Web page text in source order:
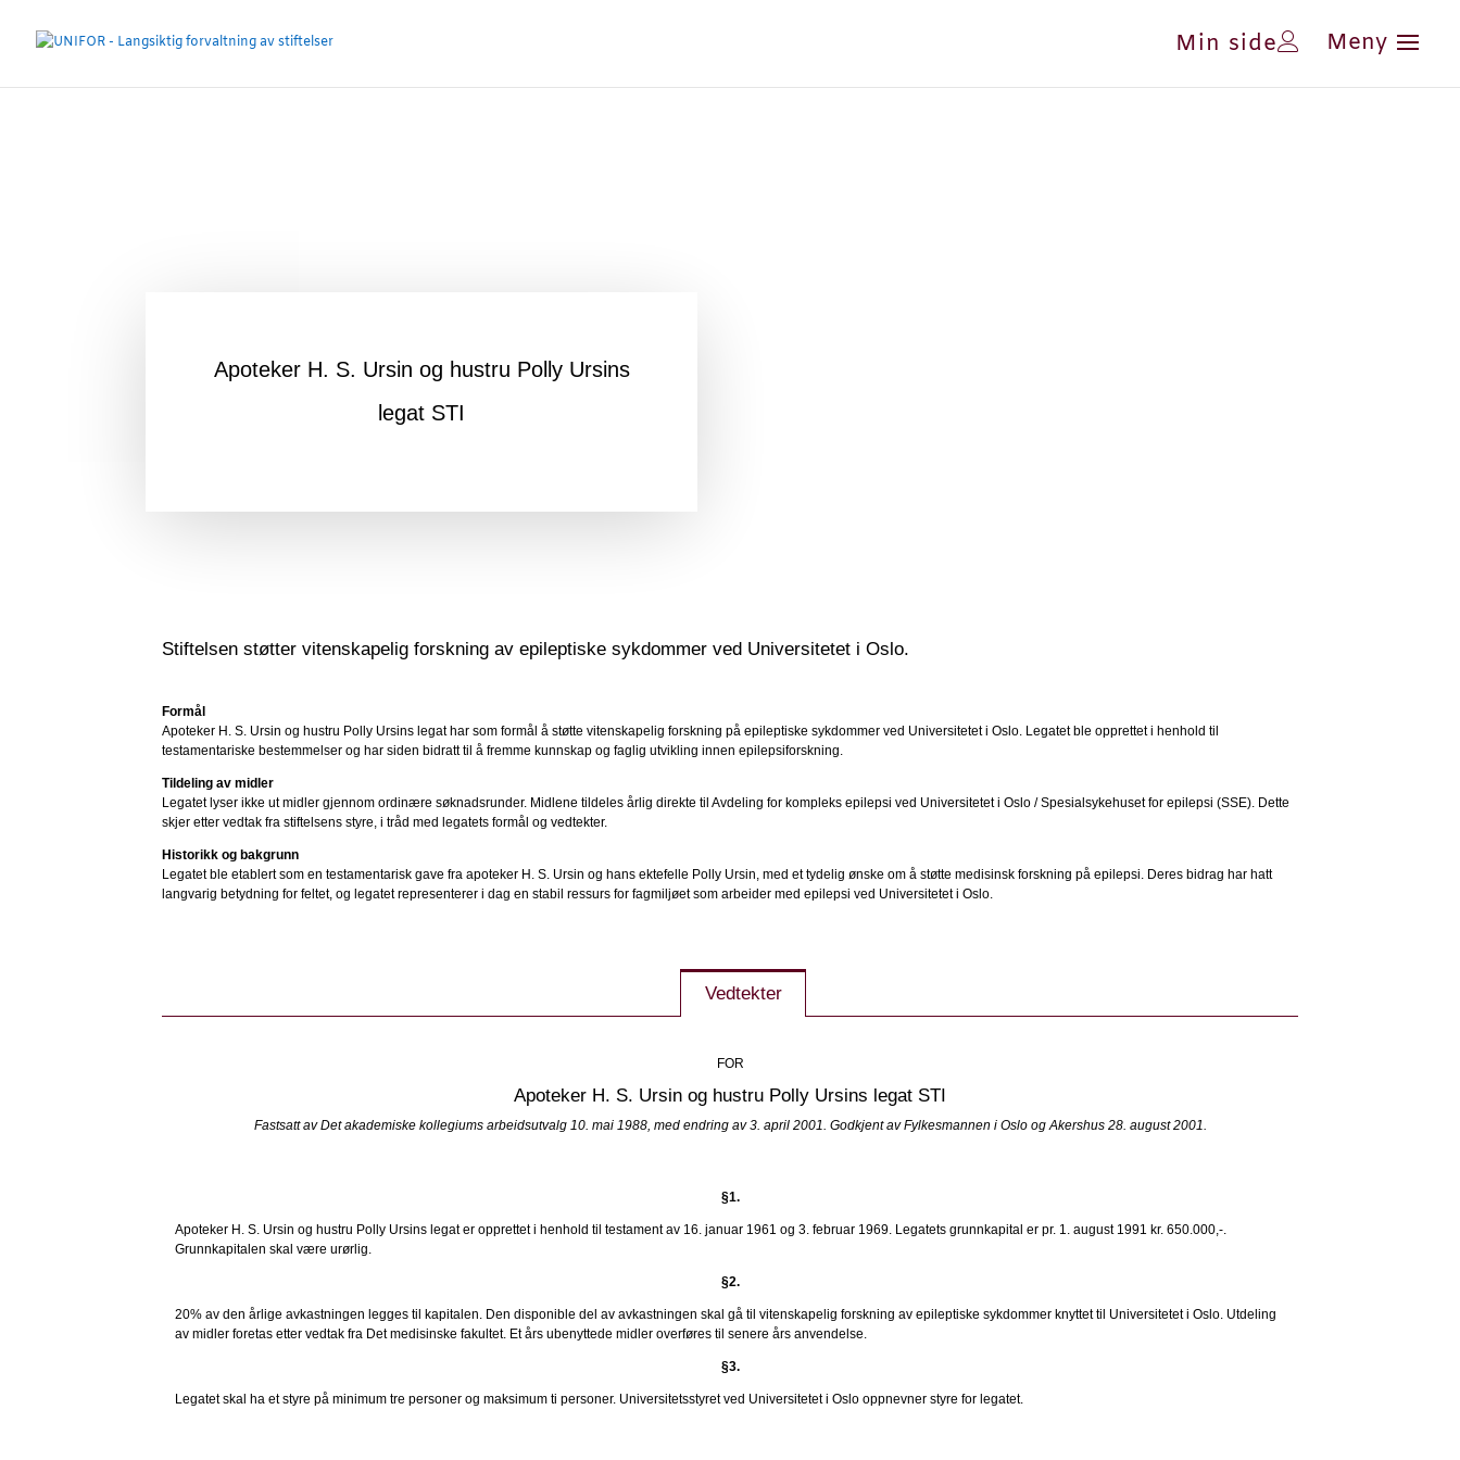
Min side
Apoteker H. S. Ursin og hustru Polly Ursins
legat STI
Stiftelsen støtter vitenskapelig forskning av epileptiske sykdommer ved Universitetet i Oslo.
Formål
Apoteker H. S. Ursin og hustru Polly Ursins legat har som formål å støtte vitenskapelig forskning på epileptiske sykdommer ved Universitetet i Oslo. Legatet ble opprettet i henhold til
testamentariske bestemmelser og har siden bidratt til å fremme kunnskap og faglig utvikling innen epilepsiforskning.
Tildeling av midler
Legatet lyser ikke ut midler gjennom ordinære søknadsrunder. Midlene tildeles årlig direkte til Avdeling for kompleks epilepsi ved Universitetet i Oslo / Spesialsykehuset for epilepsi (SSE). Dette
skjer etter vedtak fra stiftelsens styre, i tråd med legatets formål og vedtekter.
Historikk og bakgrunn
Legatet ble etablert som en testamentarisk gave fra apoteker H. S. Ursin og hans ektefelle Polly Ursin, med et tydelig ønske om å støtte medisinsk forskning på epilepsi. Deres bidrag har hatt
langvarig betydning for feltet, og legatet representerer i dag en stabil ressurs for fagmiljøet som arbeider med epilepsi ved Universitetet i Oslo.
Vedtekter
FOR
Apoteker H. S. Ursin og hustru Polly Ursins legat STI
Fastsatt av Det akademiske kollegiums arbeidsutvalg 10. mai 1988, med endring av 3. april 2001. Godkjent av Fylkesmannen i Oslo og Akershus 28. august 2001.
§1.
Apoteker H. S. Ursin og hustru Polly Ursins legat er opprettet i henhold til testament av 16. januar 1961 og 3. februar 1969. Legatets grunnkapital er pr. 1. august 1991 kr. 650.000,-.
Grunnkapitalen skal være urørlig.
§2.
20% av den årlige avkastningen legges til kapitalen. Den disponible del av avkastningen skal gå til vitenskapelig forskning av epileptiske sykdommer knyttet til Universitetet i Oslo. Utdeling
av midler foretas etter vedtak fra Det medisinske fakultet. Et års ubenyttede midler overføres til senere års anvendelse.
§3.
Legatet skal ha et styre på minimum tre personer og maksimum ti personer. Universitetsstyret ved Universitetet i Oslo oppnevner styre for legatet.